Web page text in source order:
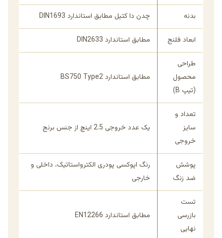
بدنه چدن دا کتیل مطابق استاندارد DIN1693
ابعاد فلنج مطابق استاندارد DIN2633
طراحی
محصول
(تیپ B)
مطابق استاندارد BS750 Type2
تعداد و
سایز
خروجی
یک عدد خروجی 2.5 اینچ از جنس برنج
پوشش
ضد زنگ
رنگ اپوکسی پودری الکترواستاتیک، داخلی و
خارجی
تست
بازرسی
نهایی
مطابق استاندارد EN12266